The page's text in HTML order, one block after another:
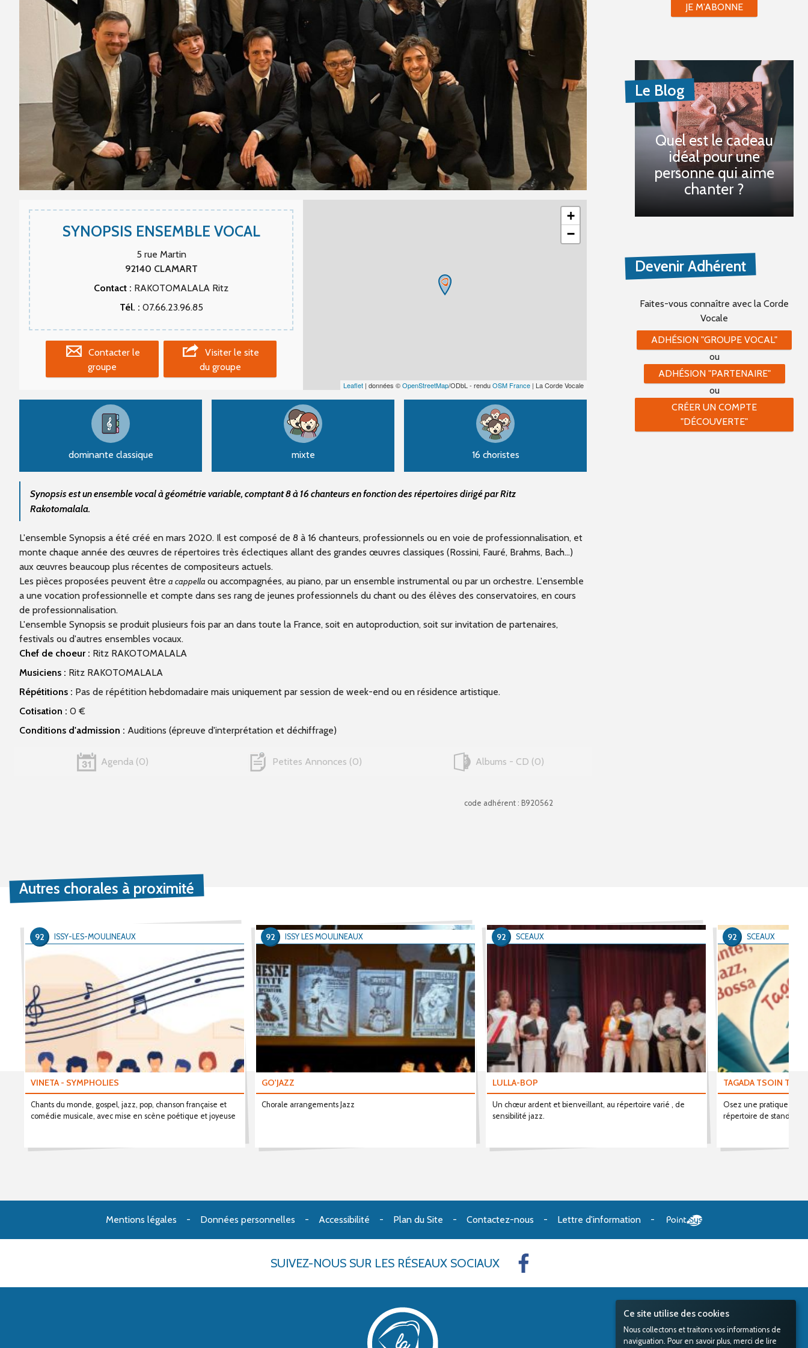
Ce site utilise des cookies
Nous collectons et traitons vos informations de
naviguation. Pour en savoir plus, merci de lire
SYNOPSIS ENSEMBLE VOCAL
5 rue Martin
92140 CLAMART
Contact : RAKOTOMALALA Ritz
Tél. : 07.66.23.96.85
Contacter le
groupe
Visiter le site
du groupe
+
−
Leaflet | données ©OpenStreetMap/ODbL - renduOSM France | La Corde Vocale
dominante classique mixte 16 choristes
Synopsis est un ensemble vocal à géométrie variable, comptant 8 à 16 chanteurs en fonction des répertoires dirigé par Ritz
Rakotomalala.
L'ensemble Synopsis a été créé en mars 2020. Il est composé de 8 à 16 chanteurs, professionnels ou en voie de professionnalisation, et
monte chaque année des œuvres de répertoires très éclectiques allant des grandes œuvres classiques (Rossini, Fauré, Brahms, Bach...)
aux œuvres beaucoup plus récentes de compositeurs actuels.
Les pièces proposées peuvent être a cappella ou accompagnées, au piano, par un ensemble instrumental ou par un orchestre. L'ensemble
a une vocation professionnelle et compte dans ses rang de jeunes professionnels du chant ou des élèves des conservatoires, en cours
de professionnalisation.
L'ensemble Synopsis se produit plusieurs fois par an dans toute la France, soit en autoproduction, soit sur invitation de partenaires,
festivals ou d'autres ensembles vocaux.
Chef de choeur : Ritz RAKOTOMALALA
Musiciens : Ritz RAKOTOMALALA
Répétitions : Pas de répétition hebdomadaire mais uniquement par session de week-end ou en résidence artistique.
Cotisation : 0 €
Conditions d'admission : Auditions (épreuve d'interprétation et déchiffrage)
Agenda 0 Petites Annonces 0 Albums - CD 0
code adhérent : B920562
JE M'ABONNE
Le Blog
Quel est le cadeau
idéal pour une
personne qui aime
chanter ?
Devenir Adhérent
Faites-vous connaître avec la Corde
Vocale
ADHÉSION "GROUPE VOCAL"
ou
ADHÉSION "PARTENAIRE"
ou
CRÉER UN COMPTE
"DÉCOUVERTE"
Autres chorales à proximité
VINETA - SYMPHOLIES
Chants du monde, gospel, jazz, pop, chanson française et
comédie musicale, avec mise en scène poétique et joyeuse
ISSY-LES-MOULINEAUX
92
GO'JAZZ
Chorale arrangements Jazz
ISSY LES MOULINEAUX
92
LULLA-BOP
Un chœur ardent et bienveillant, au répertoire varié , de
sensibilité jazz.
SCEAUX
92
TAGADA TSOIN
Osez une pratique
répertoire de standards
SCEAUX
92
Mentions légales Données personnelles Accessibilité Plan du Site Contactez-nous Lettre d'information
SUIVEZ-NOUS SUR LES RÉSEAUX SOCIAUX